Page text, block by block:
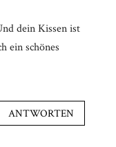
dein Kissen ist
ein schönes
ANTWORTEN